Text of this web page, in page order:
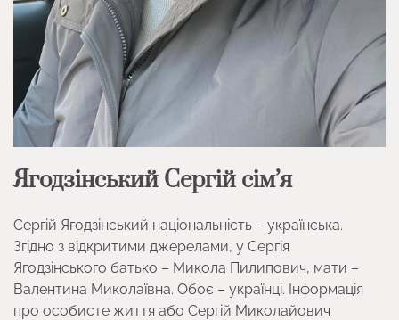
Ягодзінський Сергій сім’я
Сергій Ягодзінський національність – українська.
Згідно з відкритими джерелами, у Сергія
Ягодзінського батько – Микола Пилипович, мати –
Валентина Миколаївна. Обоє – українці. Інформація
про особисте життя або Сергій Миколайович